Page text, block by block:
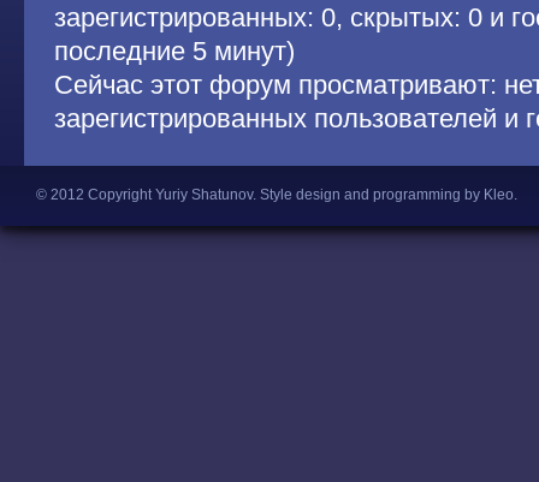
зарегистрированных: 0, скрытых: 0 и
последние 5 минут)
Сейчас этот форум просматривают:
зарегистрированных пользователей и
© 2012 Copyright Yuriy Shatunov. Style design and programming by Kleo.